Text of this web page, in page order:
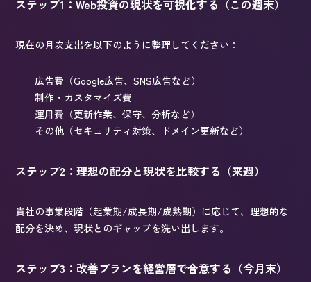
ステップ1：Web投資の現状を可視化する（この週末）
現在の月次支出を以下のように整理してください：
広告費（Google広告、SNS広告など）
制作・カスタマイズ費
運用費（更新作業、保守、分析など）
その他（セキュリティ対策、ドメイン更新など）
ステップ2：理想の配分と現状を比較する（来週）
貴社の事業段階（起業期/成長期/成熟期）に応じて、理想的な
配分を決め、現状とのギャップを洗い出します。
ステップ3：改善プランを経営層で合意する（今月末）